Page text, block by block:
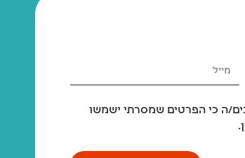
ה כי הפרטים שמסרתי ישמשו